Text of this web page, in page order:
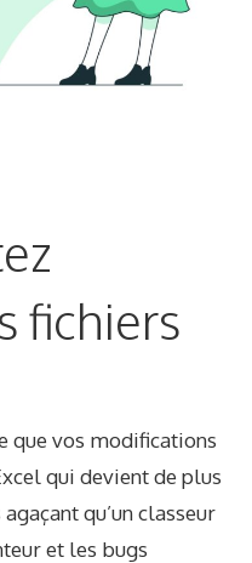
fichiers
que vos modifications
qui devient de plus
qu’un classeur
et les bugs